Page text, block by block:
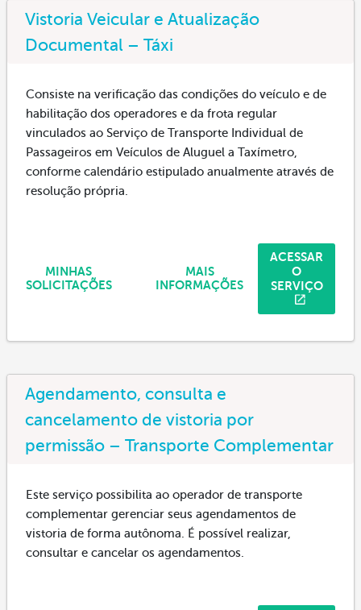
Vistoria Veicular e Atualização
Documental – Táxi
Consiste na verificação das condições do veículo e de
habilitação dos operadores e da frota regular
vinculados ao Serviço de Transporte Individual de
Passageiros em Veículos de Aluguel a Taxímetro,
conforme calendário estipulado anualmente através de
resolução própria.
ACESSAR
O
SERVIÇO
MAIS
INFORMAÇÕES
MINHAS
SOLICITAÇÕES
Agendamento, consulta e
cancelamento de vistoria por
permissão – Transporte Complementar
Este serviço possibilita ao operador de transporte
complementar gerenciar seus agendamentos de
vistoria de forma autônoma. É possível realizar,
consultar e cancelar os agendamentos.